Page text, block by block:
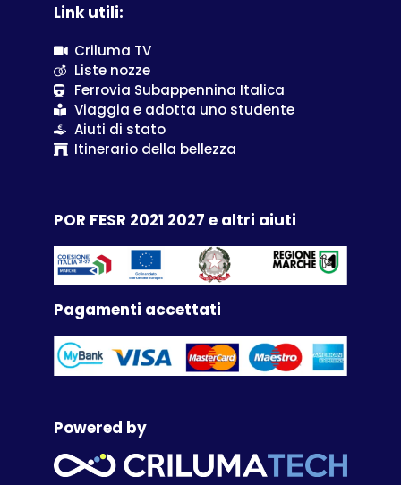
Link utili:
Criluma TV
Liste nozze
Ferrovia Subappennina Italica
Viaggia e adotta uno studente
Aiuti di stato
Itinerario della bellezza
POR FESR 2021 2027 e altri aiuti
Pagamenti accettati
Powered by